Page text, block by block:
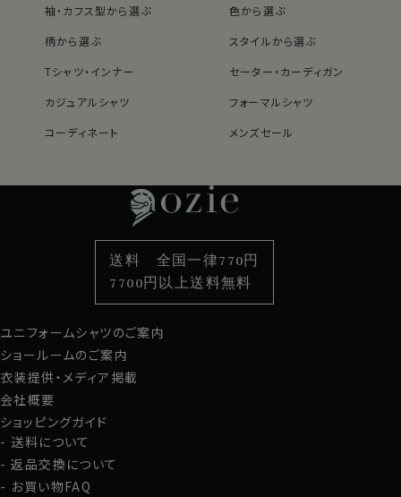
40912
袖・カフス型から選ぶ
色から選ぶ
柄から選ぶ
スタイルから選ぶ
Tシャツ・インナー
セーター・カーディガン
カジュアルシャツ
フォーマルシャツ
コーディネート
メンズセール
袖・カフス型から選ぶ
色から選ぶ
柄から選ぶ
スタイルから選ぶ
カジュアルシャツ
定番シャツ
カフスボタン
サスペンダー
財布・名刺入れ
バッグ
ストール・マフラー
グローブ
ユニフォームシャツのご案内
ショールームのご案内
衣装提供・メディア掲載
会社概要
ショッピングガイド
送料について
返品交換について
お買い物FAQ
送料 全国一律770円
7700円以上送料無料